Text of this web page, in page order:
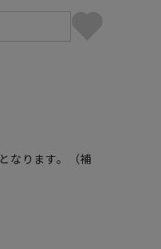
なります。（補